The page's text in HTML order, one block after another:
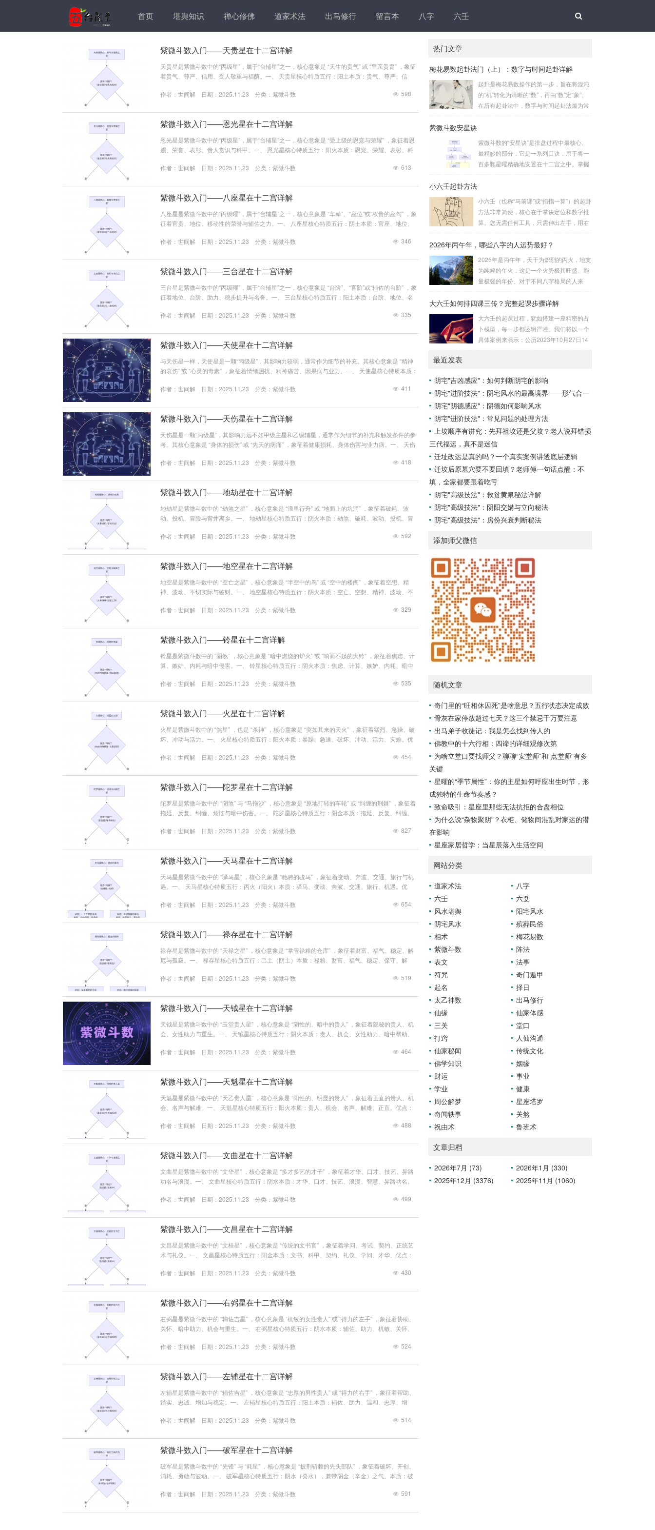
首页 堪舆知识 禅心修佛 道家术法 出马修行 留言本 八字 六壬
紫微斗数入门——天贵星在十二宫详解
天贵星是紫微斗数中的“丙级星”，属于“台辅星”之一，核心意象是 “天生的贵气” 或 “皇亲贵胄” ，象征
着贵气、尊严、信用、受人敬重与福荫。一、 天贵星核心特质五行：阳土本质：贵气、尊严、信
弱，单独作用不大，有时可能因爱面子而吃亏。关键：天贵星的核心在于 “贵”与 “信” ，代表一种与生
作者： 世间解 日期：2025.11.23 分类： 紫微斗数 598
紫微斗数入门——恩光星在十二宫详解
恩光星是紫微斗数中的“丙级星”，属于“台辅星”之一，核心意象是 “受上级的恩宠与荣耀” ，象征着恩
赐、荣誉、表彰、贵人赏识与科甲。一、 恩光星核心特质五行：阳火本质：恩宠、荣耀、表彰、科
弱，单独作用不大，需配合吉星方能显贵。关键：恩光星的核心在于 “恩”与 “光” ，代表一种来自上级
作者： 世间解 日期：2025.11.23 分类： 紫微斗数 613
紫微斗数入门——八座星在十二宫详解
八座星是紫微斗数中的“丙级曜”，属于“台辅星”之一，核心意象是 “车辇”、“座位”或“权贵的座驾” ，象
征着官贵、地位、移动性的荣誉与辅佐之力。一、 八座星核心特质五行：阴土本质：官座、地位、
单独作用不大，需配合吉星方能显贵。关键：八座星的核心在于 “座”与 “荣” ，代表一种受认可的、带
作者： 世间解 日期：2025.11.23 分类： 紫微斗数 346
紫微斗数入门——三台星在十二宫详解
三台星是紫微斗数中的“丙级曜”，属于“台辅星”之一，核心意象是 “台阶”、“官阶”或“辅佐的台阶” ，象
征着地位、台阶、助力、稳步提升与名誉。一、 三台星核心特质五行：阳土本质：台阶、地位、名
单独作用不大，需配合吉星方能显贵。关键：三台星的核心在于 “台”与 “阶” ，代表一种阶梯式的、稳
作者： 世间解 日期：2025.11.23 分类： 紫微斗数 335
紫微斗数入门——天使星在十二宫详解
与天伤星一样，天使星是一颗“丙级星”，其影响力较弱，通常作为细节的补充。其核心意象是 “精神
的哀伤” 或 “心灵的毒素” ，象征着情绪困扰、精神痛苦、因果病与业力。一、 天使星核心特质本质：
位遇到煞星（如火星、铃星、地空、地劫）或化忌时，其代表的精神困扰才会明显显现。它通常与天
作者： 世间解 日期：2025.11.23 分类： 紫微斗数 411
紫微斗数入门——天伤星在十二宫详解
天伤星是一颗“丙级星”，其影响力远不如甲级主星和乙级辅星，通常作为细节的补充和触发条件的参
考。其核心意象是 “身体的损伤” 或 “先天的病痛” ，象征着健康损耗、身体伤害与业力病。一、 天伤
当它所在的宫位遇到煞星（如火星、铃星、擎羊、陀罗）或化忌时，其代表的健康问题才会明显显
作者： 世间解 日期：2025.11.23 分类： 紫微斗数 418
紫微斗数入门——地劫星在十二宫详解
地劫星是紫微斗数中的 “劫煞之星” ，核心意象是 “浪里行舟” 或 “地面上的坑洞” ，象征着破耗、波
动、投机、冒险与背井离乡。一、 地劫星核心特质五行：阴火本质：劫煞、破耗、波动、投机、冒
破财，做事缺乏恒心，一生漂泊，人际关系疏离。关键：地劫星的核心在于 “劫”与 “波动” 。它带来的
作者： 世间解 日期：2025.11.23 分类： 紫微斗数 592
紫微斗数入门——地空星在十二宫详解
地空星是紫微斗数中的 “空亡之星” ，核心意象是 “半空中的鸟” 或 “空中的楼阁” ，象征着空想、精
神、波动、不切实际与破财。一、 地空星核心特质五行：阴火本质：空亡、空想、精神、波动、不
实际，财运起伏大，做事虎头蛇尾，难以积累。关键：地空星的核心在于 “空”与 “精神” 。它是一
作者： 世间解 日期：2025.11.23 分类： 紫微斗数 329
紫微斗数入门——铃星在十二宫详解
铃星是紫微斗数中的 “阴煞” ，核心意象是 “暗中燃烧的炉火” 或 “响而不起的大铃” ，象征着焦虑、计
算、嫉妒、内耗与暗中侵害。一、 铃星核心特质五行：阴火本质：焦虑、计算、嫉妒、内耗、暗中
善妒，容易记仇，常有怀才不遇之感，易有内心痛苦。关键：铃星的核心在于 “阴”与 “计” 。它带来的
作者： 世间解 日期：2025.11.23 分类： 紫微斗数 535
紫微斗数入门——火星在十二宫详解
火星是紫微斗数中的 “煞星” ，也是 “杀神” ，核心意象是 “突如其来的天火” ，象征着猛烈、急躁、破
坏、冲动与活力。一、 火星核心特质五行：阳火本质：暴躁、急速、破坏、冲动、活力、灾难。优
气火爆，易有意外灾伤。关键：火星的核心在于 “猛”与 “速” 。它带来的麻烦通常是突然的、猛烈的。
作者： 世间解 日期：2025.11.23 分类： 紫微斗数 454
紫微斗数入门——陀罗星在十二宫详解
陀罗星是紫微斗数中的 “阴煞” 与 “马拖沙” ，核心意象是 “原地打转的车轮” 或 “纠缠的荆棘” ，象征着
拖延、反复、纠缠、烦恼与暗中伤害。一、 陀罗星核心特质五行：阴金本质：拖延、反复、纠缠、
断，反复无常，爱钻牛角尖，易有纠缠不清的烦恼。关键：陀罗星的核心在于 “迟滞”与 “纠缠”&n...
作者： 世间解 日期：2025.11.23 分类： 紫微斗数 827
紫微斗数入门——天马星在十二宫详解
天马星是紫微斗数中的 “驿马星” ，核心意象是 “驰骋的骏马” ，象征着变动、奔波、交通、旅行与机
遇。一、 天马星核心特质五行：丙火（阳火）本质：驿马、变动、奔波、交通、旅行、机遇。优
泊，身心劳碌，不易安定。关键：天马星的核心在于 “动” 。其吉凶好坏，全看与何种星曜配合。最喜
作者： 世间解 日期：2025.11.23 分类： 紫微斗数 654
紫微斗数入门——禄存星在十二宫详解
禄存星是紫微斗数中的 “天禄之星” ，核心意象是 “掌管禄粮的仓库” ，象征着财富、福气、稳定、解
厄与孤寂。一、 禄存星核心特质五行：己土（阴土）本质：禄粮、财富、福气、稳定、保守、解
满足，有时显得小气、孤僻。关键：禄存星的核心在于 “藏”与 “护” 。它是一颗“福禄”之星，但它的存
作者： 世间解 日期：2025.11.23 分类： 紫微斗数 519
紫微斗数入门——天钺星在十二宫详解
天钺星是紫微斗数中的 “玉堂贵人星” ，核心意象是 “阴性的、暗中的贵人” ，象征着隐秘的贵人、机
会、女性助力与重生。一、 天钺星核心特质五行：阴火本质：贵人、机会、女性助力、暗中帮助、
于依赖贵人，缺乏主动性，易有感情困扰。关键：天钺星的核心在于 “阴贵”与 “暗助” 。它是一颗“机
作者： 世间解 日期：2025.11.23 分类： 紫微斗数 464
紫微斗数入门——天魁星在十二宫详解
天魁星是紫微斗数中的 “天乙贵人星” ，核心意象是 “阳性的、明显的贵人” ，象征着正直的贵人、机
会、名声与解难。一、 天魁星核心特质五行：阳火本质：贵人、机会、名声、解难、正直。优点：
关键：天魁星的核心在于 “阳贵”与 “解难” 。它是一颗“贵人”之星，其帮助方式是直接的、明显的。喜
作者： 世间解 日期：2025.11.23 分类： 紫微斗数 488
紫微斗数入门——文曲星在十二宫详解
文曲星是紫微斗数中的 “文华星” ，核心意象是 “多才多艺的才子” ，象征着才华、口才、技艺、异路
功名与浪漫。一、 文曲星核心特质五行：阴水本质：才华、口才、技艺、浪漫、智慧、异路功名。
虚浮不实，好幻想，若逢凶煞易有口舌是非或感情困扰。关键：文曲星的核心在于 “艺”与 “巧” 。它是
作者： 世间解 日期：2025.11.23 分类： 紫微斗数 499
紫微斗数入门——文昌星在十二宫详解
文昌星是紫微斗数中的 “文桂星” ，核心意象是 “传统的文书官” ，象征着学问、考试、契约、正统艺
术与礼仪。一、 文昌星核心特质五行：阳金本质：文书、科甲、契约、礼仪、学问、才华。优点：
容易拘泥于形式，若逢凶煞易有文书麻烦。关键：文昌星的核心在于 “文”与 “雅” 。它是一颗“文明”之
作者： 世间解 日期：2025.11.23 分类： 紫微斗数 430
紫微斗数入门——右弼星在十二宫详解
右弼星是紫微斗数中的 “辅佐吉星” ，核心意象是 “机敏的女性贵人” 或 “得力的左手” ，象征着协助、
关怀、暗中助力、机会与重生。一、 右弼星核心特质五行：阴水本质：辅佐、助力、机敏、关怀、
点：缺乏主见，容易犹豫，有时帮助他人过于热心反招误会，易有感情困扰。关键：右弼星的核心在
作者： 世间解 日期：2025.11.23 分类： 紫微斗数 524
紫微斗数入门——左辅星在十二宫详解
左辅星是紫微斗数中的 “辅佐吉星” ，核心意象是 “忠厚的男性贵人” 或 “得力的右手” ，象征着帮助、
踏实、忠诚、增加与稳定。一、 左辅星核心特质五行：阳土本质：辅佐、助力、温和、忠厚、增
易依赖，有时显得过于保守，行动力稍慢。关键：左辅星的核心在于 “辅佐”与 “成对” 。它是一颗“助
作者： 世间解 日期：2025.11.23 分类： 紫微斗数 514
紫微斗数入门——破军星在十二宫详解
破军星是紫微斗数中的 “先锋” 与 “耗星” ，核心意象是 “披荆斩棘的先头部队” ，象征着破坏、开创、
消耗、勇敢与波动。一、 破军星核心特质五行：阴水（癸水），兼带阴金（辛金）之气。本质：破
强，讲义气。缺点：喜新厌旧，破坏性强，不守祖业，言辞犀利，一生波动，人缘不佳。关键：破军
作者： 世间解 日期：2025.11.23 分类： 紫微斗数 591
热门文章
梅花易数起卦法门（上）：数字与时间起卦详解
起卦是梅花易数操作的第一步，旨在将混沌
的“机”转化为清晰的“数”，再由“数”定“象”。
在所有起卦法中，数字与时间起卦法最为常
来起卦。步骤：分拆数字：将得到的一组数
字（通常是三位数）分成两半。前几位数为
上卦，后几位数为下卦。如果数字是偶数
位 2 为上卦后两位...
紫微斗数安星诀
紫微斗数的“安星诀”是排盘过程中最核心、
最精妙的部分，它是一系列口诀，用于将一
百多颗星曜精确地安置在十二宫之中。掌握
循严格的步骤。其核心顺序是：定紫微 →
安十四主星 → 布辅星 → 排四化。整个排盘
流程与安星诀的依赖关系，可以清晰地通过
诀（定帝星）这是所有安星的第一步，至关
重要。口诀：紫微天机星逆行，隔一阳武天
同行，...
小六壬起卦方法
小六壬（也称“马前课”或“掐指一算”）的起卦
方法非常简便，核心在于掌诀定位和数字推
算。您无需任何工具，只需伸出左手，用右
与五行属性：大安：位于食指根部，属木，
指指尖，属水，玄武，主数2、7、8，凶。
速喜：位于中指指尖，属火，朱雀，主数
3、6、9，吉。赤口：位于无名指指尖，属
无名指根部，属木，六合，主数5、3、8，
吉。空亡：位于中指根部，属土，勾陈，...
2026年丙午年，哪些八字的人运势最好？
2026年是丙午年，天干为炽烈的丙火，地支
为纯粹的午火，这是一个火势极其旺盛、能
量极强的年份。对于不同八字格局的人来
会如鱼得水，运势冲天；而有些人则会倍感
与需求八字讲究五行平衡与“喜用神”。喜用
神就是那个能对你的命局起到最好平衡、补
助作用的五行。2026年丙午，是火力全开的
天降神助，运势自然一飞冲天。八字命局
中“忌火”的人...
大六壬如何排四课三传？完整起课步骤详解
大六壬的起课过程，犹如搭建一座精密的占
卜模型，每一步都逻辑严谨。我们将以一个
具体案例来演示：公历2023年10月27日14
体现状的基石。三传：事物发展、演变的三
个核心过程（发用、移易、归计）。它是推
演事态发展的主线。你需要：一张空白的天
地盘（内含十二地支）、月将、当天日干日
传”之母，此步必须精准。1. 定月将（布“天
盘”的...
最近发表
阴宅"吉凶感应"：如何判断阴宅的影响
阴宅"进阶技法"：阴宅风水的最高境界——形气合一
阴宅"阴德感应"：阴德如何影响风水
阴宅"进阶技法"：常见问题的处理方法
上坟顺序有讲究：先拜祖坟还是父坟？老人说拜错损
三代福运，真不是迷信
迁址改运是真的吗？一个真实案例讲透底层逻辑
迁坟后原墓穴要不要回填？老师傅一句话点醒：不
填，全家都要跟着吃亏
阴宅"高级技法"：救贫黄泉秘法详解
阴宅"高级技法"：阴阳交媾与立向秘法
阴宅"高级技法"：房份兴衰判断秘法
添加师父微信
随机文章
奇门里的“旺相休囚死”是啥意思？五行状态决定成败
骨灰在家停放超过七天？这三个禁忌千万要注意
出马弟子收徒记：我是怎么找到传人的
佛教中的十六行相：四谛的详细观修次第
为啥立堂口要找师父？聊聊“安堂师”和“点堂师”有多
关键
星曜的“季节属性”：你的主星如何呼应出生时节，形
成独特的生命节奏感？
致命吸引：星座里那些无法抗拒的合盘相位
为什么说“杂物聚阴”？衣柜、储物间混乱对家运的潜
在影响
星座家居哲学：当星辰落入生活空间
网站分类
道家术法
八字
六壬
六爻
风水堪舆
阳宅风水
阴宅风水
殡葬民俗
相术
梅花易数
紫微斗数
阵法
表文
法事
符咒
奇门遁甲
起名
择日
太乙神数
出马修行
仙缘
仙家体感
三关
堂口
打窍
人仙沟通
仙家秘闻
传统文化
佛学知识
姻缘
财运
事业
学业
健康
周公解梦
星座塔罗
奇闻轶事
关煞
祝由术
鲁班术
文章归档
2026年7月 (73)
2026年1月 (330)
2025年12月 (3376)
2025年11月 (1060)